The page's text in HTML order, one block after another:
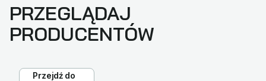
PRZEGLĄDAJ
PRODUCENTÓW
Przejdź do